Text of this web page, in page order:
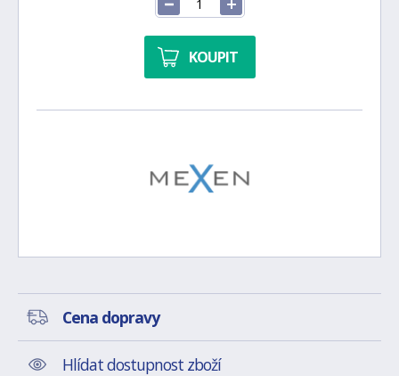
KOUPIT
Cena dopravy
Hlídat dostupnost zboží